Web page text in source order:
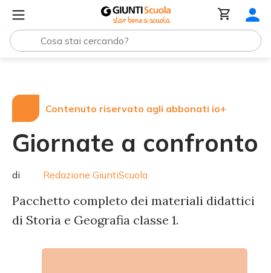
Contenuto riservato agli abbonati io+
Giornate a confronto
di Redazione GiuntiScuola
Pacchetto completo dei materiali didattici
di Storia e Geografia classe 1.